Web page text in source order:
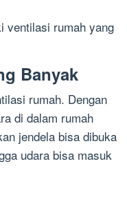
ventilasi rumah yang
Banyak
rumah. Dengan
di dalam rumah
jendela bisa dibuka
udara bisa masuk